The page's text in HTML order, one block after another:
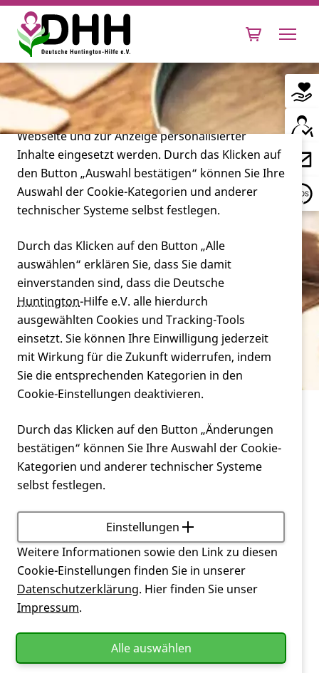
Leben mit Huntington
Forschung
Miteinander
Verein
Service
PND
Abkürzung für Pränataldiagnostik. Untersuchungen
an Feten und schwangeren Frauen (zur
Früherkennung von Krankheiten).
Zurück
Cookie-Einstellungen
Diese Webseite setzt verschiedene Cookies und
Tracking-Tools ein. Dies beinhaltet Cookies und
Tracking-Tools, die für den Betrieb der Webseite
technisch notwendig sind, die zu statistischen
Zwecken sowie zur besseren Bedienbarkeit der
Webseite und zur Anzeige personalisierter
Inhalte eingesetzt werden. Durch das Klicken auf
den Button „Auswahl bestätigen“ können Sie Ihre
Auswahl der Cookie-Kategorien und anderer
technischer Systeme selbst festlegen.
Durch das Klicken auf den Button „Alle
auswählen“ erklären Sie, dass Sie damit
einverstanden sind, dass die Deutsche
Huntington-Hilfe e.V. alle hierdurch
ausgewählten Cookies und Tracking-Tools
einsetzt. Sie können Ihre Einwilligung jederzeit
mit Wirkung für die Zukunft widerrufen, indem
Sie die entsprechenden Kategorien in den
Cookie-Einstellungen deaktivieren.
Durch das Klicken auf den Button „Änderungen
bestätigen“ können Sie Ihre Auswahl der Cookie-
Kategorien und anderer technischer Systeme
selbst festlegen.
Einstellungen
Weitere Informationen sowie den Link zu diesen
Cookie-Einstellungen finden Sie in unserer
Datenschutzerklärung. Hier finden Sie unser
Impressum.
Alle auswählen